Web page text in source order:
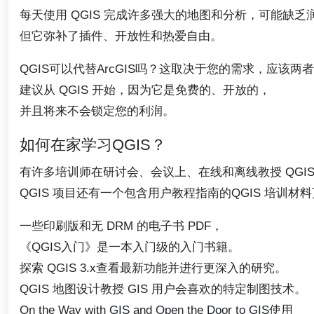
每天使用 QGIS 完成许多强大的地图和分析，可能缺乏
但它弥补了插件、开放性和热爱自由。
QGIS可以代替ArcGIS吗？这取决于您的需求，应该两者
建议从 QGIS 开始，因为它是免费的、开放的，
并且将来不会锁定您的利润。
如何在家学习QGIS？
有许多培训师在研讨会、会议上、在线和离线教授 QGIS
QGIS 项目还有一个包含用户教程指南的QGIS 培训材料
一些印刷版和无 DRM 的电子书 PDF，
《QGIS入门》是一本入门级的入门书籍。
探索 QGIS 3.x查看最新功能并进行更深入的研究。
QGIS 地图设计教授 GIS 用户会喜欢的特定制图技术。
On the Way with GIS and Open the Door to GIS使用